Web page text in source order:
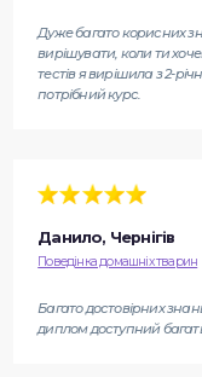
Дуже багато корисних
вирішувати, коли ти
тестів я вирішила з 2-
потрібний курс.
Данило, Чернігів
Поведінка домашніх тварин
Багато достовірних
диплом доступний